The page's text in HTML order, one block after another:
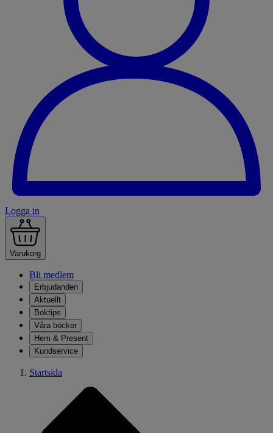
Logga in
Varukorg
Bli medlem
Erbjudanden
Aktuellt
Boktips
Våra böcker
Hem & Present
Kundservice
Startsida